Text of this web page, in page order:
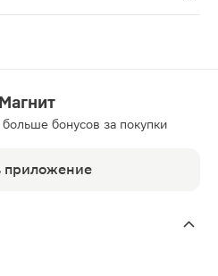
бонусов за покупки
приложение